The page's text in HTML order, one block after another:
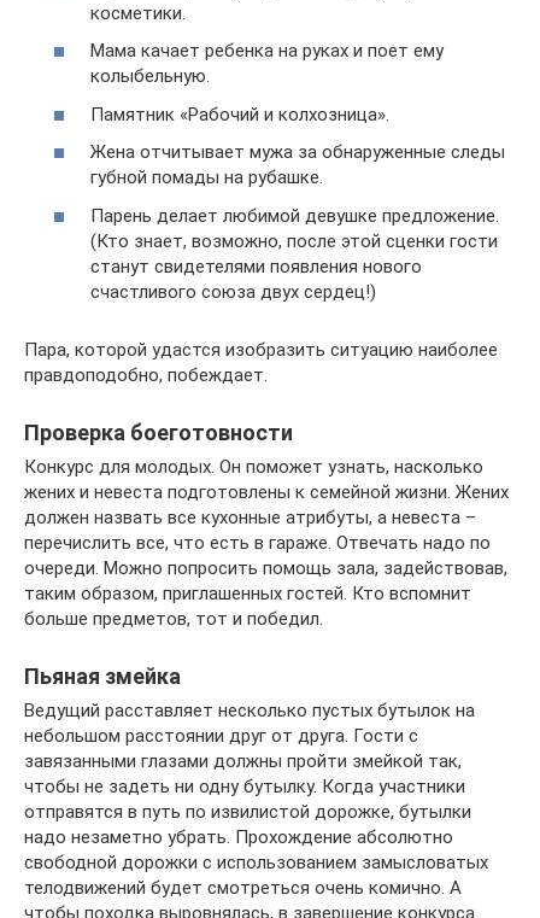
косметики.
Мама качает ребенка на руках и поет ему
колыбельную.
Памятник «Рабочий и колхозница».
Жена отчитывает мужа за обнаруженные следы
губной помады на рубашке.
Парень делает любимой девушке предложение.
(Кто знает, возможно, после этой сценки гости
станут свидетелями появления нового
счастливого союза двух сердец!)
Пара, которой удастся изобразить ситуацию наиболее
правдоподобно, побеждает.
Проверка боеготовности
Конкурс для молодых. Он поможет узнать, насколько
жених и невеста подготовлены к семейной жизни. Жених
должен назвать все кухонные атрибуты, а невеста –
перечислить все, что есть в гараже. Отвечать надо по
очереди. Можно попросить помощь зала, задействовав,
таким образом, приглашенных гостей. Кто вспомнит
больше предметов, тот и победил.
Пьяная змейка
Ведущий расставляет несколько пустых бутылок на
небольшом расстоянии друг от друга. Гости с
завязанными глазами должны пройти змейкой так,
чтобы не задеть ни одну бутылку. Когда участники
отправятся в путь по извилистой дорожке, бутылки
надо незаметно убрать. Прохождение абсолютно
свободной дорожки с использованием замысловатых
телодвижений будет смотреться очень комично. А
чтобы походка выровнялась, в завершение конкурса